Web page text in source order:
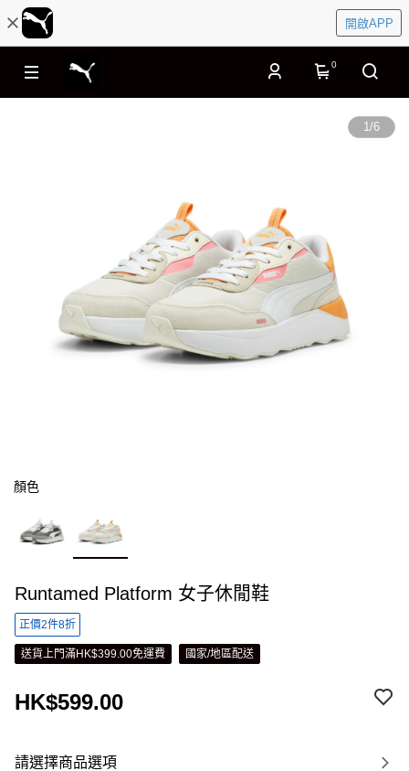
開啟APP
0
1/6
顏色
Runtamed Platform 女子休閒鞋
正價2件8折
送貨上門滿HK$399.00免運費 國家/地區配送
HK$599.00
請選擇商品選項